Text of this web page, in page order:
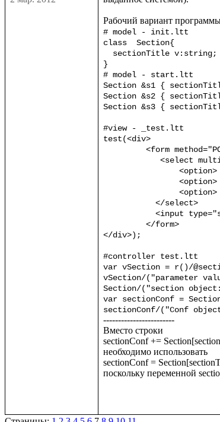
# model - init.ltt
class  Section{
}
# model - start.ltt
Section &s1 {
Section &s2 {
Section &s3 {
#view - _test.ltt
test(<div>
</div>);
#controller test.ltt
var vSection = r()/
vSection/("parameter
Section/("section
var sectionConf =
sectionConf/("Conf
------------------------
Вместо строки
sectionConf +=
необходимо использовать
sectionConf =
поскольку переменной